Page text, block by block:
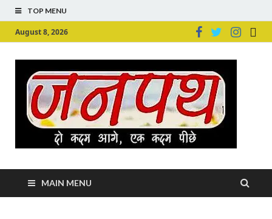
TOP MENU
August 8, 2026
MAIN MENU